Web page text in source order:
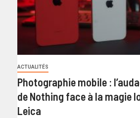
ACTUALITÉS
Photographie mobile :
de Nothing face à la magie
Leica